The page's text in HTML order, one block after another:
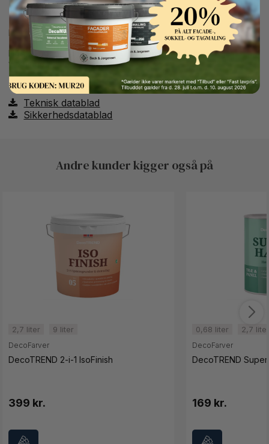
Fare
H411 Giftig for vandlevende organismer, med langvarige
virkninger.
Teknisk datablad
Sikkerhedsdatablad
Andre kunder kigger også på
2,7 liter 9 liter
DecoFarver
DecoTREND 2-i-1 IsoFinish
399 kr.
0,68 liter 2,7
DecoFarver
DecoTREND
169 kr.
Button Text